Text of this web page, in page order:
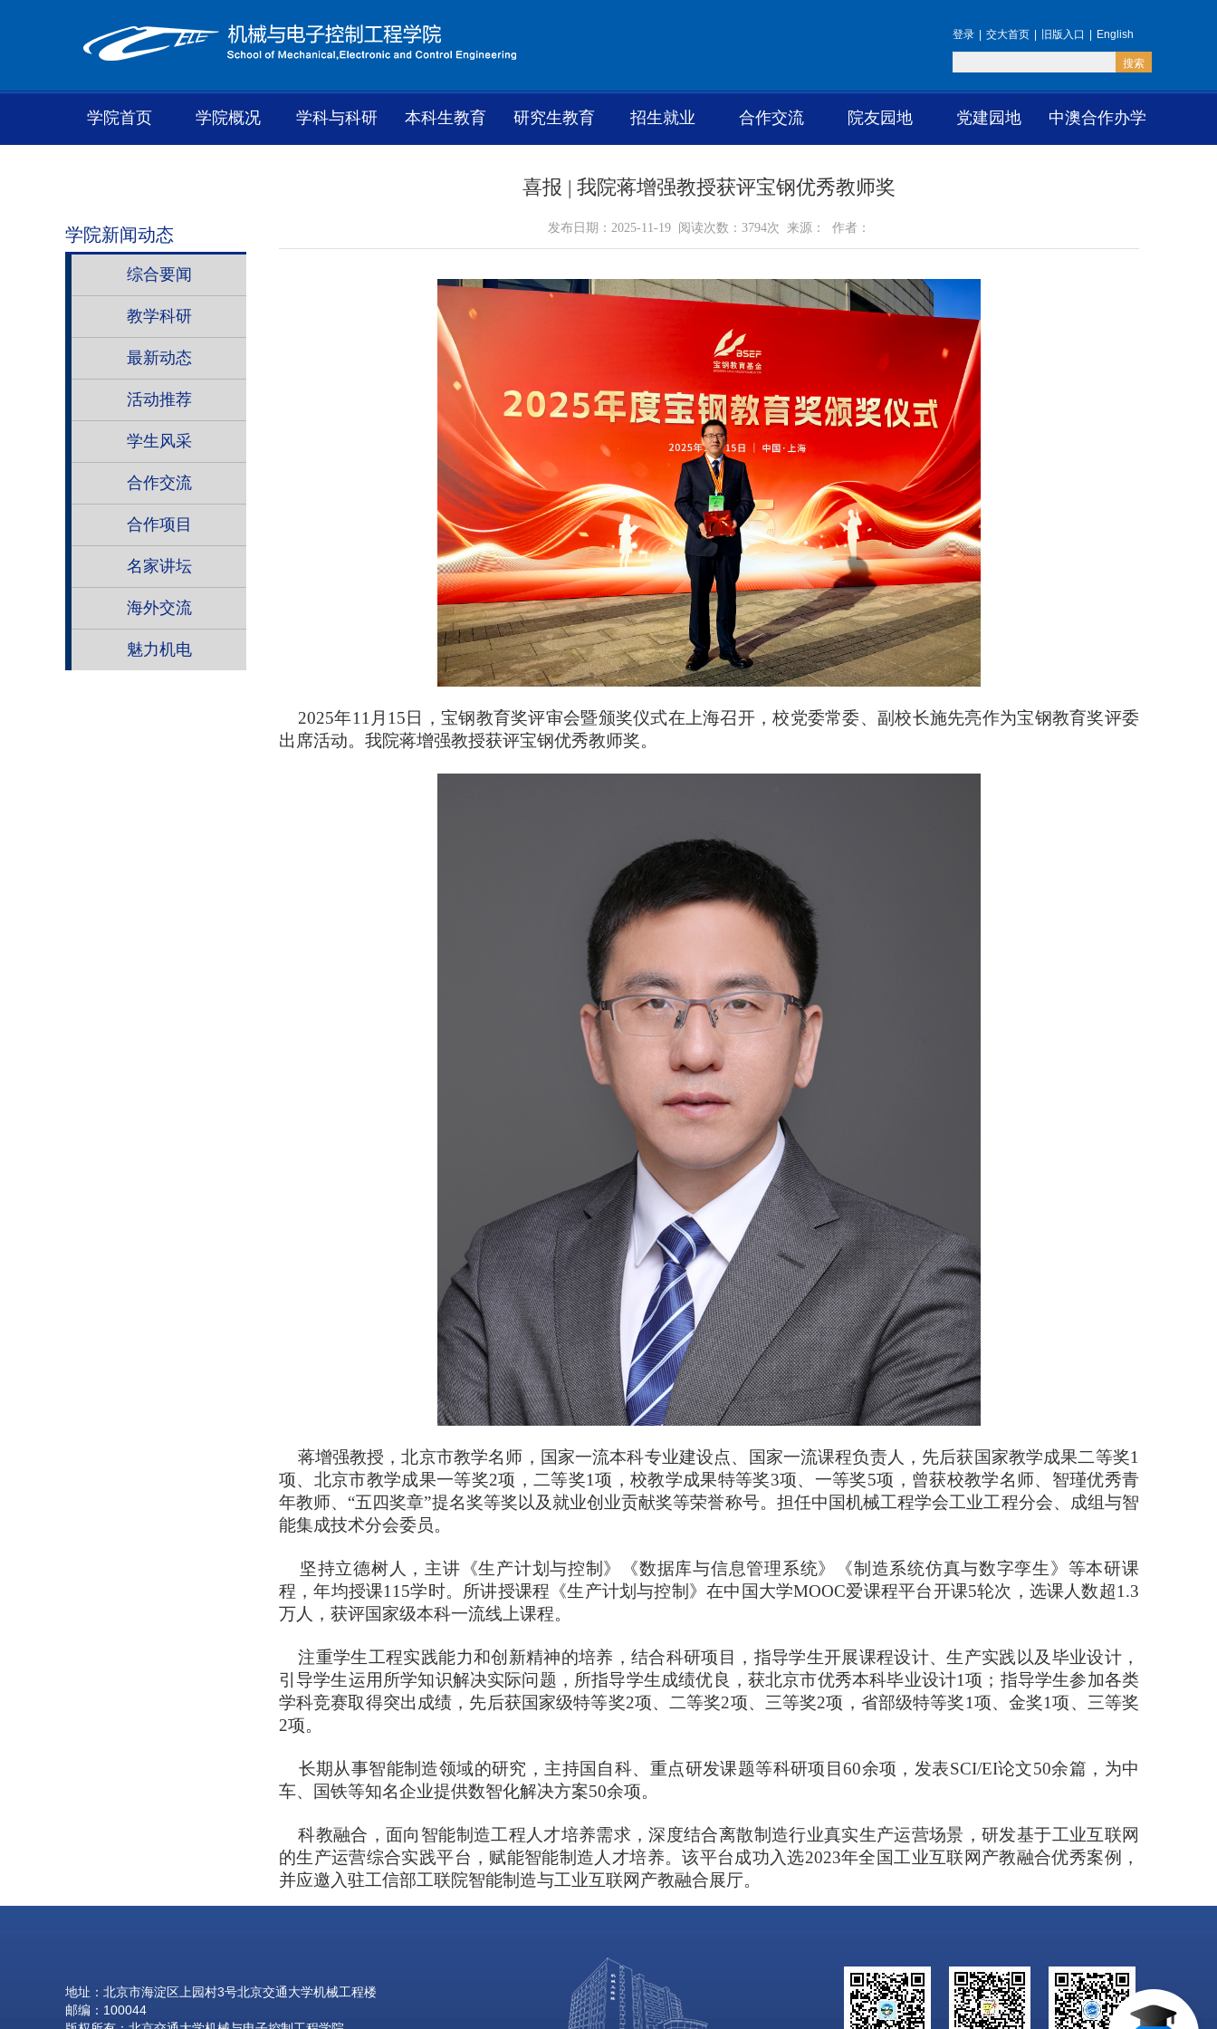
登录 交大首页 旧版入口 English
学院首页 学院概况 学科与科研 本科生教育 研究生教育 招生就业 合作交流 院友园地 党建园地 中澳合作办学
学院新闻动态
综合要闻
教学科研
最新动态
活动推荐
学生风采
合作交流
合作项目
名家讲坛
海外交流
魅力机电
喜报 | 我院蒋增强教授获评宝钢优秀教师奖
发布日期：2025-11-19 阅读次数：3794次 来源： 作者：
2025年11月15日，宝钢教育奖评审会暨颁奖仪式在上海召开，校党委常委、副校长施先亮作为宝钢教育奖评委
出席活动。我院蒋增强教授获评宝钢优秀教师奖。
蒋增强教授，北京市教学名师，国家一流本科专业建设点、国家一流课程负责人，先后获国家教学成果二等奖1
项、北京市教学成果一等奖2项，二等奖1项，校教学成果特等奖3项、一等奖5项，曾获校教学名师、智瑾优秀青
年教师、“五四奖章”提名奖等奖以及就业创业贡献奖等荣誉称号。担任中国机械工程学会工业工程分会、成组与智
能集成技术分会委员。
坚持立德树人，主讲《生产计划与控制》《数据库与信息管理系统》《制造系统仿真与数字孪生》等本研课
程，年均授课115学时。所讲授课程《生产计划与控制》在中国大学MOOC爱课程平台开课5轮次，选课人数超1.3
万人，获评国家级本科一流线上课程。
注重学生工程实践能力和创新精神的培养，结合科研项目，指导学生开展课程设计、生产实践以及毕业设计，
引导学生运用所学知识解决实际问题，所指导学生成绩优良，获北京市优秀本科毕业设计1项；指导学生参加各类
学科竞赛取得突出成绩，先后获国家级特等奖2项、二等奖2项、三等奖2项，省部级特等奖1项、金奖1项、三等奖
2项。
长期从事智能制造领域的研究，主持国自科、重点研发课题等科研项目60余项，发表SCI/EI论文50余篇，为中
车、国铁等知名企业提供数智化解决方案50余项。
科教融合，面向智能制造工程人才培养需求，深度结合离散制造行业真实生产运营场景，研发基于工业互联网
的生产运营综合实践平台，赋能智能制造人才培养。该平台成功入选2023年全国工业互联网产教融合优秀案例，
并应邀入驻工信部工联院智能制造与工业互联网产教融合展厅。
地址：北京市海淀区上园村3号北京交通大学机械工程楼
邮编：100044